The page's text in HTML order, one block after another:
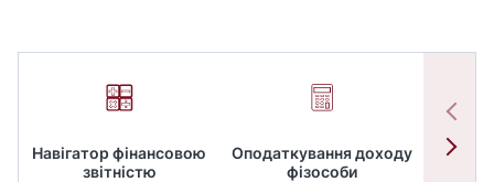
Навігатор фінансовою
звітністю
Оподаткування доходу
фізособи